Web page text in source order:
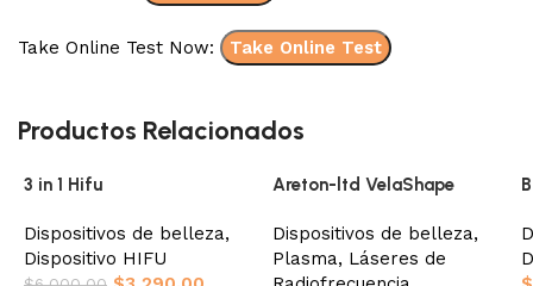
Take Online Test Now: Take Online Test
Productos Relacionados
3 in 1 Hifu
Dispositivos de belleza,
Dispositivo HIFU
Areton-ltd VelaShape
Dispositivos de belleza,
Plasma, Láseres de